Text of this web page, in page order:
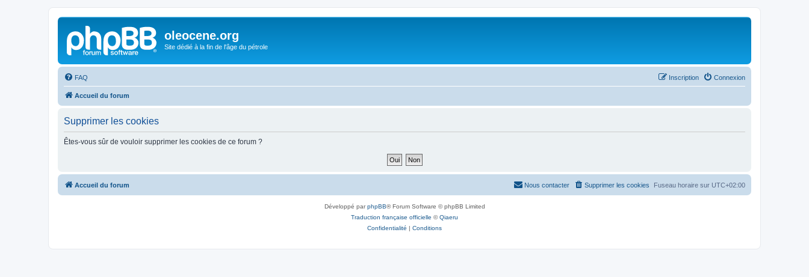
oleocene.org
Site dédié à la fin de l'âge du pétrole
FAQ Connexion
Inscription
Accueil du forum
Supprimer les cookies
Êtes-vous sûr de vouloir supprimer les cookies de ce forum ?
Accueil du forum Fuseau horaire sur UTC+02:00
Supprimer les cookies
Nous contacter
Développé parphpBB® Forum Software © phpBB Limited
Traduction française officielle ©Qiaeru
Confidentialité | Conditions